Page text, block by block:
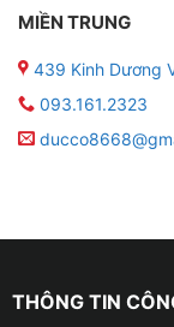
MIỀN TRUNG
439 Kinh Dương
093.161.2323
THÔNG TIN